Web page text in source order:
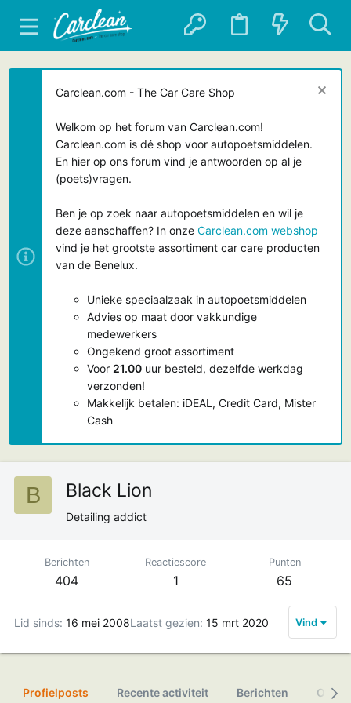
Carclean.com - The Car Care Shop
Welkom op het forum van Carclean.com!
Carclean.com is dé shop voor autopoetsmiddelen.
En hier op ons forum vind je antwoorden op al je
(poets)vragen.
Ben je op zoek naar autopoetsmiddelen en wil je
deze aanschaffen? In onze Carclean.com webshop
vind je het grootste assortiment car care producten
van de Benelux.
Unieke speciaalzaak in autopoetsmiddelen
Advies op maat door vakkundige
medewerkers
Ongekend groot assortiment
Voor 21.00 uur besteld, dezelfde werkdag
verzonden!
Makkelijk betalen: iDEAL, Credit Card, Mister
Cash
B Black Lion
Detailing addict
Berichten
404
Reactiescore
1
Punten
65
Lid sinds 16 mei 2008Laatst gezien 15 mrt 2020 Vind
Profielposts Recente activiteit Berichten Over